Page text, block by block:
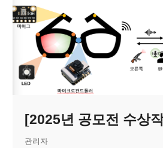
관리자